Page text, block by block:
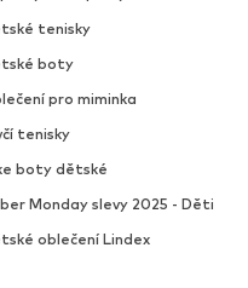
tenisky
boty
pro miminka
tenisky
boty dětské
Monday slevy 2025 - Děti
oblečení Lindex